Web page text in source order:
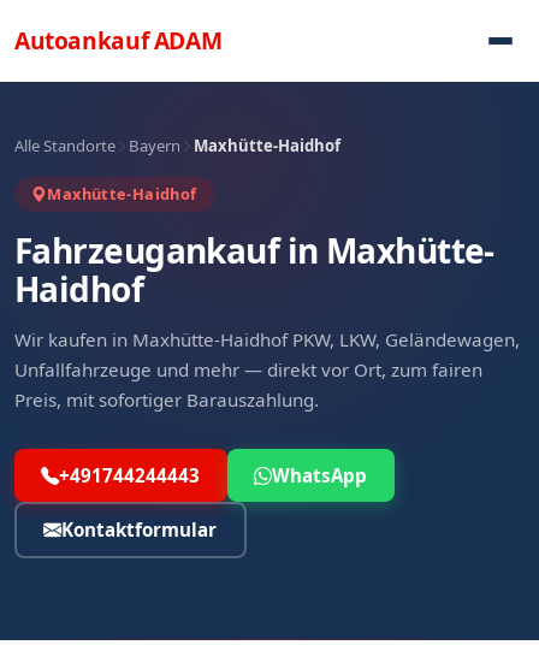
AutoankaufADAM
Alle Standorte Bayern Maxhütte-Haidhof
Maxhütte-Haidhof
Fahrzeugankauf in Maxhütte-
Haidhof
Wir kaufen in Maxhütte-Haidhof PKW, LKW, Geländewagen,
Unfallfahrzeuge und mehr — direkt vor Ort, zum fairen
Preis, mit sofortiger Barauszahlung.
+491744244443 WhatsApp
Kontaktformular